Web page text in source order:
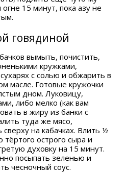
15 минут, пока азу не
говядиной
вымыть, почистить,
кружками,
с солью и обжарить в
масле. Готовые кружочки
дном. Луковицу,
либо мелко (как вам
в жиру из банки с
туда же мясо,
на кабачках. Влить ½
тёртого острого сыра и
духовку на 15 минут.
посыпать зеленью и
чесночный соус.